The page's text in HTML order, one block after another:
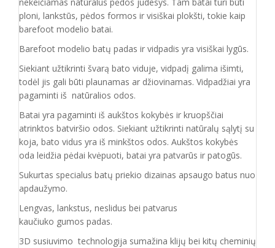
ploni, lankstūs, pėdos formos ir visiškai plokšti, tokie kaip
barefoot modelio batai.
Barefoot modelio batų padas ir vidpadis yra visiškai lygūs.
Siekiant užtikrinti švarą bato viduje, vidpadį galima išimti,
todėl jis gali būti plaunamas ar džiovinamas. Vidpadžiai yra
pagaminti iš natūralios odos.
Batai yra pagaminti iš aukštos kokybės ir kruopščiai
atrinktos batviršio odos. Siekiant užtikrinti natūralų sąlytį su
koja, bato vidus yra iš minkštos odos. Aukštos kokybės
oda leidžia pėdai kvėpuoti, batai yra patvarūs ir patogūs.
Sukurtas specialus batų priekio dizainas apsaugo batus nuo
apdaužymo.
Lengvas, lankstus, neslidus bei patvarus
kaučiuko gumos padas.
3D susiuvimo technologija sumažina klijų bei kitų cheminių